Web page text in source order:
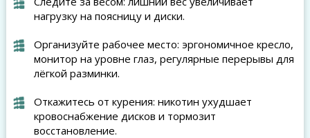
нагрузку на поясницу и диски.
Организуйте рабочее место: эргономичное кресло,
монитор на уровне глаз, регулярные перерывы для
лёгкой разминки.
Откажитесь от курения: никотин ухудшает
кровоснабжение дисков и тормозит
восстановление.